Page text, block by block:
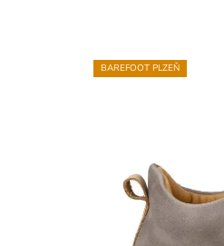
BAREFOOT PLZEŇ